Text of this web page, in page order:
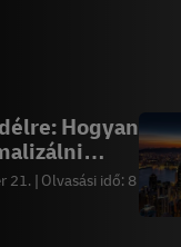
Hogyan
21.
Olvasási idő: 8